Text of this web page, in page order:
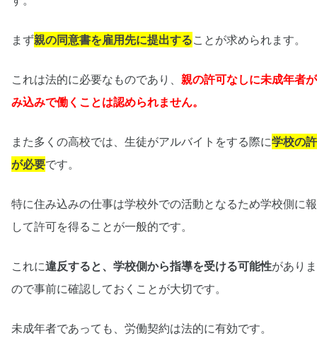
まず親の同意書を雇用先に提出することが求められます。
これは法的に必要なものであり、 親の許可なしに未成年者
み込みで働くことは認められません。
また多くの高校では、生徒がアルバイトをする際に学校の
が必要です。
特に住み込みの仕事は学校外での活動となるため学校側に
して許可を得ることが一般的です。
これに違反すると、学校側から指導を受ける可能性があり
ので事前に確認しておくことが大切です。
未成年者であっても、労働契約は法的に有効です。